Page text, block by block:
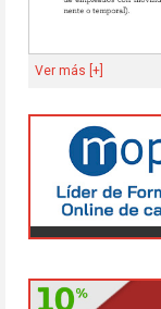
Ver más [+]